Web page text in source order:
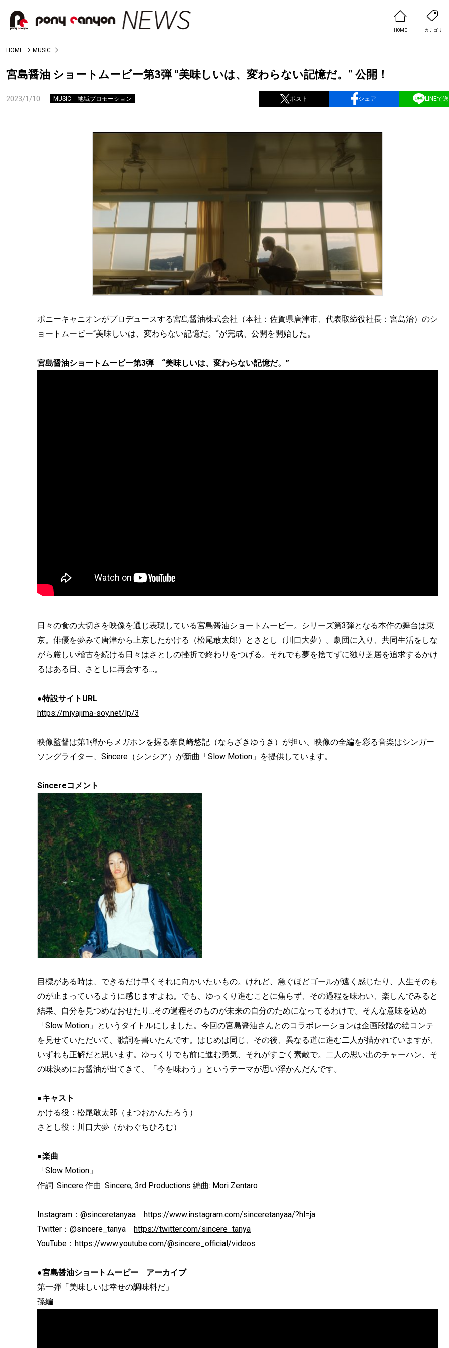
HOME カテゴリ
HOME MUSIC
宮島醤油 ショートムービー第3弾 “美味しいは、変わらない記憶だ。” 公開！
2023/1/10 MUSIC 地域プロモーション ポスト シェア LINEで
ポニーキャニオンがプロデュースする宮島醤油株式会社（本社：佐賀県唐津市、代表取締役社長：宮島治）のシ
ョートムービー“美味しいは、変わらない記憶だ。”が完成、公開を開始した。
宮島醤油ショートムービー第3弾 “美味しいは、変わらない記憶だ。”
日々の食の大切さを映像を通じ表現している宮島醤油ショートムービー。シリーズ第3弾となる本作の舞台は東
京。俳優を夢みて唐津から上京したかける（松尾敢太郎）とさとし（川口大夢）。劇団に入り、共同生活をしな
がら厳しい稽古を続ける日々はさとしの挫折で終わりをつげる。それでも夢を捨てずに独り芝居を追求するかけ
るはある日、さとしに再会する…。
●特設サイトURL
https://miyajima-soy.net/lp/3
映像監督は第1弾からメガホンを握る奈良崎悠記（ならざきゆうき）が担い、映像の全編を彩る音楽はシンガー
ソングライター、Sincere（シンシア）が新曲「Slow Motion」を提供しています。
Sincereコメント
目標がある時は、できるだけ早くそれに向かいたいもの。けれど、急ぐほどゴールが遠く感じたり、人生そのも
のが止まっているように感じますよね。でも、ゆっくり進むことに焦らず、その過程を味わい、楽しんでみると
結果、自分を見つめなおせたり…その過程そのものが未来の自分のためになってるわけで。そんな意味を込め
「Slow Motion」というタイトルにしました。今回の宮島醤油さんとのコラボレーションは企画段階の絵コンテ
を見せていただいて、歌詞を書いたんです。はじめは同じ、その後、異なる道に進む二人が描かれていますが、
いずれも正解だと思います。ゆっくりでも前に進む勇気、それがすごく素敵で。二人の思い出のチャーハン、そ
の味決めにお醤油が出てきて、「今を味わう」というテーマが思い浮かんだんです。
●キャスト
かける役：松尾敢太郎（まつおかんたろう）
さとし役：川口大夢（かわぐちひろむ）
●楽曲
「Slow Motion」
作詞: Sincere 作曲: Sincere, 3rd Productions 編曲: Mori Zentaro
Instagram：@sinceretanyaa https://www.instagram.com/sinceretanyaa/?hl=ja
Twitter：@sincere_tanya https://twitter.com/sincere_tanya
YouTube： https://www.youtube.com/@sincere_official/videos
●宮島醤油ショートムービー アーカイブ
第一弾「美味しいは幸せの調味料だ」
孫編